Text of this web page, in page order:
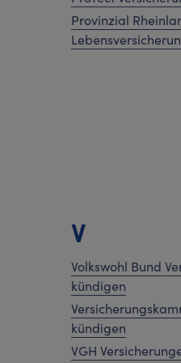
Provinzial
V
Volkswohl Bund
kündigen
kündigen
VGH